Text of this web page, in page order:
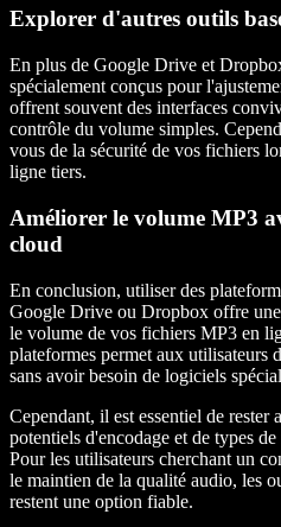
Explorer d'autres outils
En plus de Google Drive et
spécialement conçus pour
offrent souvent des interfaces
contrôle du volume simples.
vous de la sécurité de vos fichiers
ligne tiers.
Améliorer le volume MP3
cloud
En conclusion, utiliser des
Google Drive ou Dropbox offre
le volume de vos fichiers MP3 en
plateformes permet aux utilisateurs
sans avoir besoin de logiciels
Cependant, il est essentiel de rester
potentiels d'encodage et de types
Pour les utilisateurs cherchant un
le maintien de la qualité audio, les
restent une option fiable.